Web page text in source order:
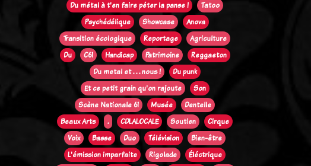
Du métal à t'en faire péter la panse !
Tatoo
Psychédélique
Showcase
Anova
Transition écologique
Reportage
Agriculture
Du
C61 Handicap Patrimoine
Reggaeton
Du metal et . . . nous !
Du punk
Et ce petit grain qu'on rajoute
Son
Scène Nationale 61
Musée
Dentelle
Beaux Arts
. CDLALOCALE Soutien
Cirque
Voix
Basse Duo Télévision
Bien-être
L'émission imparfaite
Rigolade
Éléctrique